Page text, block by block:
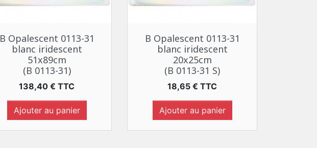
Aperçu rapide
B Opalescent 0113-31
blanc iridescent
51x89cm
(B 0113-31)
Prix
138,40 € TTC
Ajouter au panier
Aperçu rapide
B Opalescent 0113-31
blanc iridescent
20x25cm
(B 0113-31 S)
Prix
18,65 € TTC
Ajouter au panier